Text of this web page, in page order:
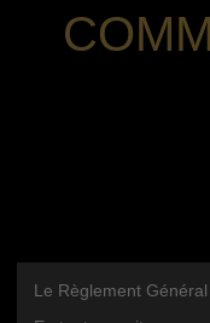
Le Règlement